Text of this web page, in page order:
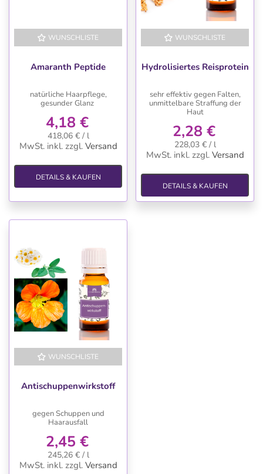
WUNSCHLISTE
Amaranth Peptide
natürliche Haarpflege,
gesunder Glanz
4,18 €
418,06 € / l
MwSt. inkl. zzgl. Versand
DETAILS & KAUFEN
WUNSCHLISTE
Hydrolisiertes Reisprotein
sehr effektiv gegen Falten,
unmittelbare Straffung der
Haut
2,28 €
228,03 € / l
MwSt. inkl. zzgl. Versand
DETAILS & KAUFEN
WUNSCHLISTE
Antischuppenwirkstoff
gegen Schuppen und
Haarausfall
2,45 €
245,26 € / l
MwSt. inkl. zzgl. Versand